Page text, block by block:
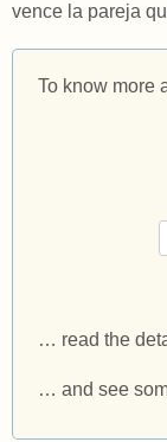
vence la pareja
To know more
… read the
… and see